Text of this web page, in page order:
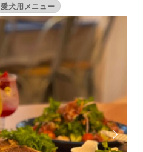
愛犬用メニュー